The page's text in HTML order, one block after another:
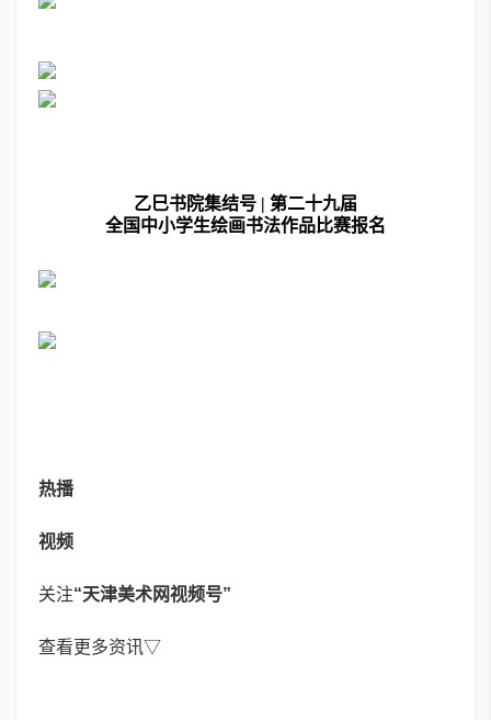
乙巳书院集结号 | 第二十九届
全国 中小学生绘画书法作品比赛报名
热播
视频
关注“天津美术网视频号”
查看更多资讯▽